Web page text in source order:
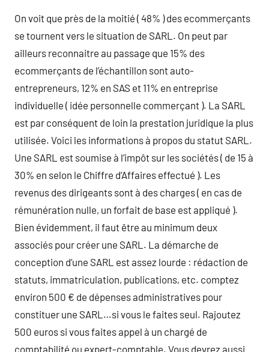
On voit que près de la moitié ( 48% ) des ecommerçants
se tournent vers le situation de SARL. On peut par
ailleurs reconnaitre au passage que 15% des
ecommerçants de l’échantillon sont auto-
entrepreneurs, 12% en SAS et 11% en entreprise
individuelle ( idée personnelle commerçant ). La SARL
est par conséquent de loin la prestation juridique la plus
utilisée. Voici les informations à propos du statut SARL.
Une SARL est soumise à l’impôt sur les sociétés ( de 15 à
30% en selon le Chiffre d’Affaires effectué ). Les
revenus des dirigeants sont à des charges ( en cas de
rémunération nulle, un forfait de base est appliqué ).
Bien évidemment, il faut être au minimum deux
associés pour créer une SARL. La démarche de
conception d’une SARL est assez lourde : rédaction de
statuts, immatriculation, publications, etc. comptez
environ 500 € de dépenses administratives pour
constituer une SARL…si vous le faites seul. Rajoutez
500 euros si vous faites appel à un chargé de
comptabilité ou expert-comptable. Vous devrez aussi